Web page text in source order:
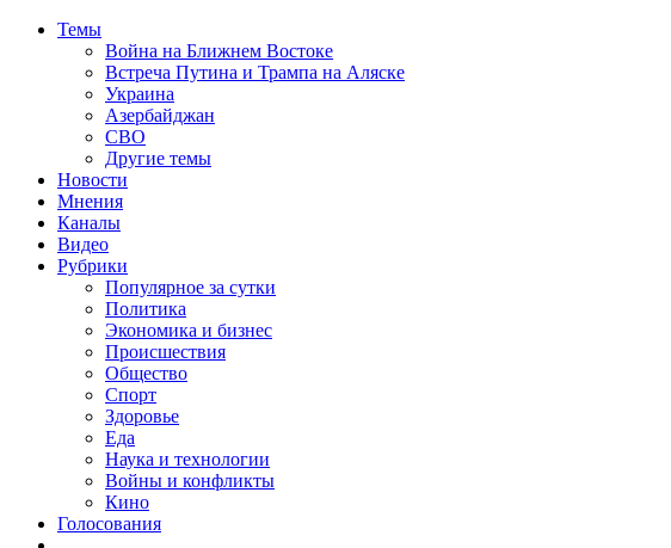
Темы
Война на Ближнем Востоке
Встреча Путина и Трампа на Аляске
Украина
Азербайджан
СВО
Другие темы
Новости
Мнения
Каналы
Видео
Рубрики
Популярное за сутки
Политика
Экономика и бизнес
Происшествия
Общество
Спорт
Здоровье
Еда
Наука и технологии
Войны и конфликты
Кино
Голосования